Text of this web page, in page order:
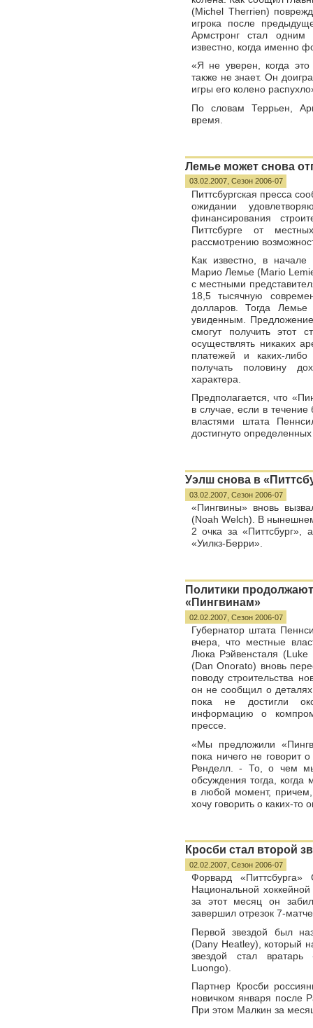
(Michel Therrien)
игрока после
Армстронг стал
известно, когда именно
«Я не уверен, когда
также не знает. Он
игры его колено
По словам Террьен,
время.
Лемье может снова
03.02.2007, Сезон 2006-07
Питтсбургская пресса
ожидании
финансирования
Питтсбурге от
рассмотрению
Как известно, в
Марио Лемье (Mario
с местными
18,5 тысячную
долларов. Тогда
увиденным. Предложение
смогут получить этот
осуществлять никаких
платежей и каких-
получать половину
характера.
Предполагается, что
в случае, если в
властями штата
достигнуто
Уэлш снова в
03.02.2007, Сезон 2006-07
«Пингвины» вновь
(Noah Welch). В
2 очка за «Питтсбург»,
«Уилкз-Берри».
Политики
«Пингвинам»
02.02.2007, Сезон 2006-07
Губернатор штата
вчера, что местные
Люка Рэйвенсталя (Luke
(Dan Onorato) вновь
поводу строительства
он не сообщил о
пока не достигли
информацию о
прессе.
«Мы предложили
пока ничего не говорит
Ренделл. - То, о чем
обсуждения тогда, когда
в любой момент,
хочу говорить о каких-то
Кросби стал второй
02.02.2007, Сезон 2006-07
Форвард
Национальной
за этот месяц он
завершил отрезок 7-
Первой звездой был
(Dany Heatley), который
звездой стал вратарь
Luongo).
Партнер Кросби
новичком января после
При этом Малкин за